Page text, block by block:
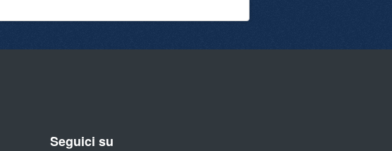
Seguici su